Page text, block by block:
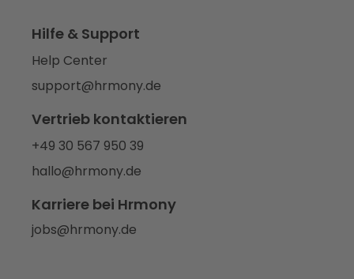
Hilfe & Support
Help Center
support@hrmony.de
Vertrieb kontaktieren
+49 30 567 950 39
hallo@hrmony.de
Karriere bei Hrmony
jobs@hrmony.de